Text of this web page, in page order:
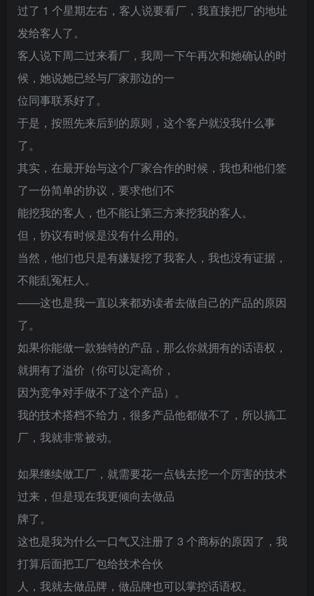
过了 1 个星期左右，客人说要看厂，我直接把厂的地址
发给客人了。
客人说下周二过来看厂，我周一下午再次和她确认的时
候，她说她已经与厂家那边的一
位同事联系好了。
于是，按照先来后到的原则，这个客户就没我什么事
了。
其实，在最开始与这个厂家合作的时候，我也和他们签
了一份简单的协议，要求他们不
能挖我的客人，也不能让第三方来挖我的客人。
但，协议有时候是没有什么用的。
当然，他们也只是有嫌疑挖了我客人，我也没有证据，
不能乱冤枉人。
——这也是我一直以来都劝读者去做自己的产品的原因
了。
如果你能做一款独特的产品，那么你就拥有的话语权，
就拥有了溢价（你可以定高价，
因为竞争对手做不了这个产品）。
我的技术搭档不给力，很多产品他都做不了，所以搞工
厂，我就非常被动。
如果继续做工厂，就需要花一点钱去挖一个厉害的技术
过来，但是现在我更倾向去做品
牌了。
这也是我为什么一口气又注册了 3 个商标的原因了，我
打算后面把工厂包给技术合伙
人，我就去做品牌，做品牌也可以掌控话语权。